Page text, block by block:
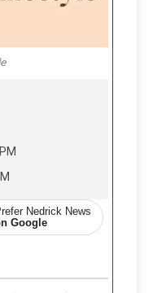
Nedrick News
Google